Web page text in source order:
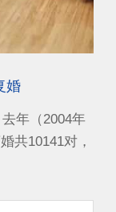
婚
年（2004年
共10141对，